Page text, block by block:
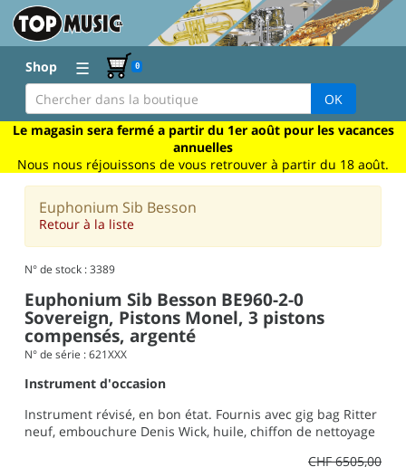
Shop ☰ 0
OK
Le magasin sera fermé a partir du 1er août pour les vacances
annuelles
Nous nous réjouissons de vous retrouver à partir du 18 août.
Euphonium Sib Besson
Retour à la liste
N° de stock : 3389
Euphonium Sib Besson BE960-2-0
Sovereign, Pistons Monel, 3 pistons
compensés, argenté
N° de série : 621XXX
Instrument d'occasion
Instrument révisé, en bon état. Fournis avec gig bag Ritter
neuf, embouchure Denis Wick, huile, chiffon de nettoyage
CHF 6505,00